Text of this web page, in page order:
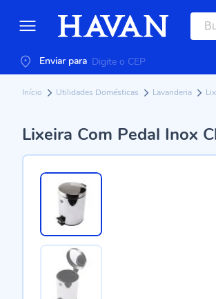
Enviar para
Início Utilidades Domésticas Lavanderia
Lixeira Com Pedal Inox